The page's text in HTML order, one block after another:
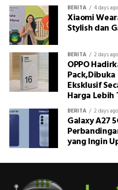
BERITA 4 days ago
Xiaomi
Stylish dan
BERITA 2 days ago
OPPO
Eksklusif
Harga
BERITA 2 days ago
Galaxy A27
yang Ingin